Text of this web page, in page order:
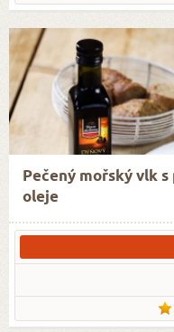
Pečený mořský vlk
oleje